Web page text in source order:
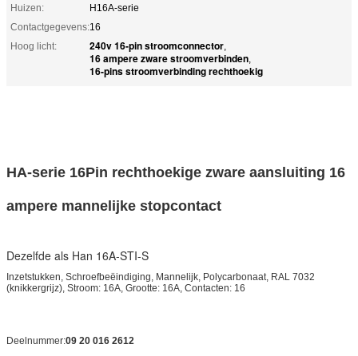
Huizen:
H16A-serie
Contactgegevens:16
Hoog licht:
240v 16-pin stroomconnector,
16 ampere zware stroomverbinden,
16-pins stroomverbinding rechthoekig
HA-serie 16Pin rechthoekige zware aansluiting 16
ampere mannelijke stopcontact
Dezelfde als Han 16A-STI-S
Inzetstukken, Schroefbeëindiging, Mannelijk, Polycarbonaat, RAL 7032
(knikkergrijz), Stroom: 16A, Grootte: 16A, Contacten: 16
Deelnummer:09 20 016 2612